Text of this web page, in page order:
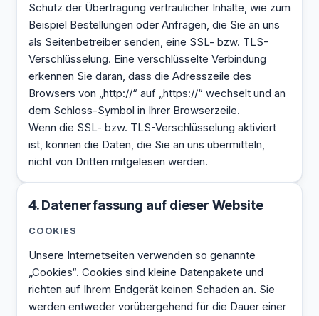
Schutz der Übertragung vertraulicher Inhalte, wie zum
Beispiel Bestellungen oder Anfragen, die Sie an uns
als Seitenbetreiber senden, eine SSL- bzw. TLS-
Verschlüsselung. Eine verschlüsselte Verbindung
erkennen Sie daran, dass die Adresszeile des
Browsers von „http://“ auf „https://“ wechselt und an
dem Schloss-Symbol in Ihrer Browserzeile.
Wenn die SSL- bzw. TLS-Verschlüsselung aktiviert
ist, können die Daten, die Sie an uns übermitteln,
nicht von Dritten mitgelesen werden.
4. Datenerfassung auf dieser Website
COOKIES
Unsere Internetseiten verwenden so genannte
„Cookies“. Cookies sind kleine Datenpakete und
richten auf Ihrem Endgerät keinen Schaden an. Sie
werden entweder vorübergehend für die Dauer einer